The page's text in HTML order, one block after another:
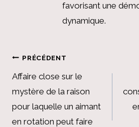
favorisant une
dynamique.
Navigation
de
l’article
PRÉCÉDENT
Affaire close sur le
mystère de la raison
pour laquelle un aimant
en rotation peut faire